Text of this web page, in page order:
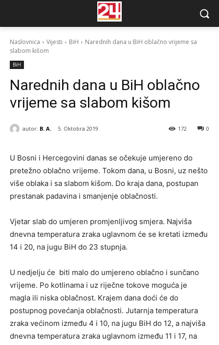
Naslovnica Vijesti BiH
Narednih dana u BiH oblačno vrijeme sa
slabom kišom
BiH
Narednih dana u BiH oblačno
vrijeme sa slabom kišom
autor: B. A. 5. Oktobra 2019. 0
172
U Bosni i Hercegovini danas se očekuje umjereno do
pretežno oblačno vrijeme. Tokom dana, u Bosni, uz nešto
više oblaka i sa slabom kišom. Do kraja dana, postupan
prestanak padavina i smanjenje oblačnosti.
Vjetar slab do umjeren promjenljivog smjera. Najviša
dnevna temperatura zraka uglavnom će se kretati između
14 i 20, na jugu BiH do 23 stupnja.
U nedjelju će biti malo do umjereno oblačno i sunčano
vrijeme. Po kotlinama i uz riječne tokove moguća je
magla ili niska oblačnost. Krajem dana doći će do
postupnog povećanja oblačnosti. Jutarnja temperatura
zraka većinom između 4 i 10, na jugu BiH do 12, a najviša
dnevna temperatura zraka uglavnom između 11 i 17, na